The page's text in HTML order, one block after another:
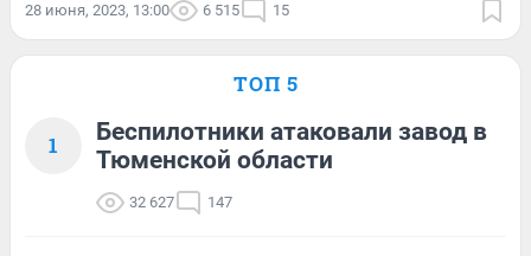
28 июня, 2023, 13:00 6 515 15
ТОП 5
1
Беспилотники атаковали завод в
Тюменской области
32 627 147